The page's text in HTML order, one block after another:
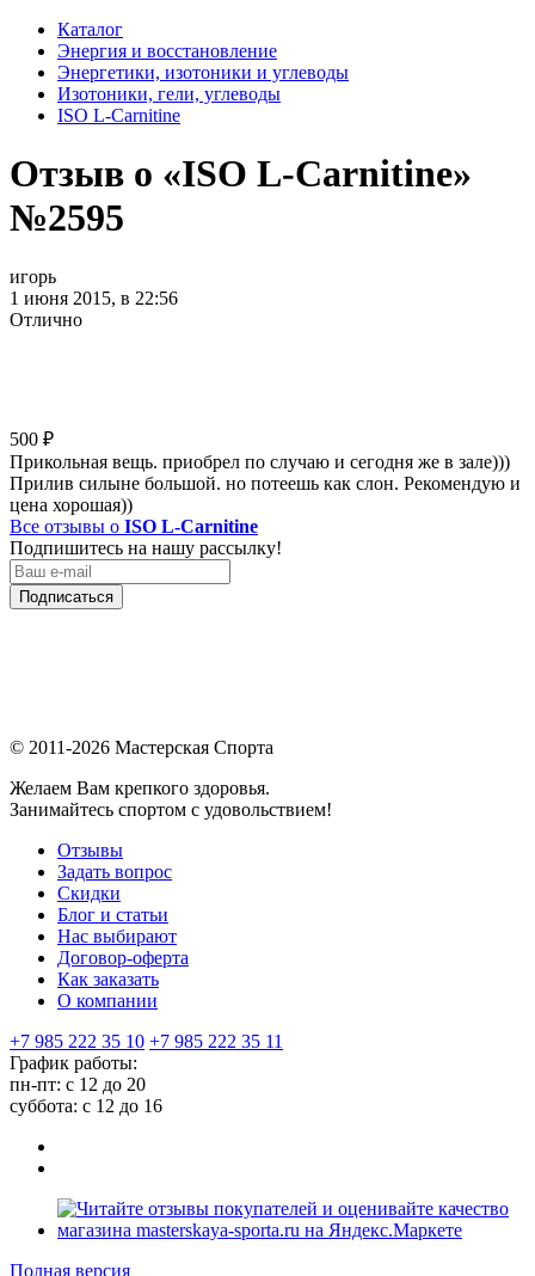
Каталог
Энергия и восстановление
Энергетики, изотоники и углеводы
Изотоники, гели, углеводы
ISO L-Carnitine
Отзыв о «ISO L-Carnitine»
№2595
игорь
1 июня 2015, в 22:56
Отлично
500 ₽
Прикольная вещь. приобрел по случаю и сегодня же в зале)))
Прилив силыне большой. но потеешь как слон. Рекомендую и
цена хорошая))
Все отзывы о ISO L-Carnitine
Подпишитесь на нашу рассылку!
Подписаться
© 2011-2026 Мастерская Спорта
Желаем Вам крепкого здоровья.
Занимайтесь спортом с удовольствием!
Отзывы
Задать вопрос
Скидки
Блог и статьи
Нас выбирают
Договор-оферта
Как заказать
О компании
+7 985 222 35 10 +7 985 222 35 11
График работы:
пн-пт: с 12 до 20
суббота: c 12 до 16
Полная версия